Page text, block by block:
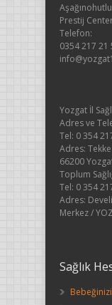
Prestij
Telefon:
0354 217 21
Yozgat İl
Adres ve
Tel: 0 354
Adres: Tekke
66200
Toplum
Tel: 0 354
Adres:
Merkez /
Sağlık